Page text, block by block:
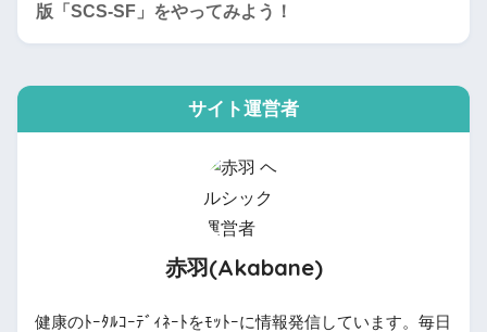
版「SCS-SF」をやってみよう！
サイト運営者
赤羽(Akabane)
健康のﾄｰﾀﾙｺｰﾃﾞｨﾈｰﾄをﾓｯﾄｰに情報発信しています。毎日